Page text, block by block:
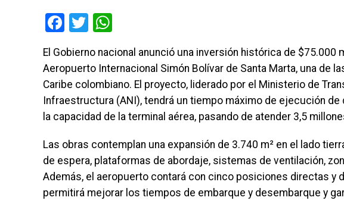
Facebook
Twitter
El Gobierno nacional anunció una inversión histórica de $75.000
Aeropuerto Internacional Simón Bolívar de Santa Marta, una de
Caribe colombiano. El proyecto, liderado por el Ministerio de
Infraestructura (ANI), tendrá un tiempo máximo de ejecución de
la capacidad de la terminal aérea, pasando de atender 3,5
Las obras contemplan una expansión de 3.740 m² en el lado
de espera, plataformas de abordaje, sistemas de ventilación,
Además, el aeropuerto contará con cinco posiciones directas y
permitirá mejorar los tiempos de embarque y desembarque y